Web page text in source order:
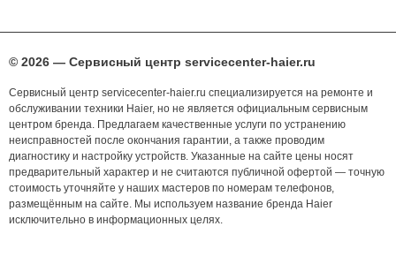
© 2026 — Сервисный центр servicecenter-haier.ru
Сервисный центр servicecenter-haier.ru специализируется на ремонте и
обслуживании техники Haier, но не является официальным сервисным
центром бренда. Предлагаем качественные услуги по устранению
неисправностей после окончания гарантии, а также проводим
диагностику и настройку устройств. Указанные на сайте цены носят
предварительный характер и не считаются публичной офертой — точную
стоимость уточняйте у наших мастеров по номерам телефонов,
размещённым на сайте. Мы используем название бренда Haier
исключительно в информационных целях.